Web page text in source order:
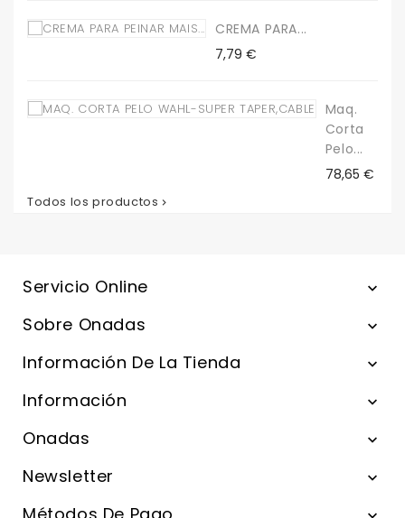
CREMA PARA...
Precio
7,79 €
Maq.
Corta
Pelo...
Precio
78,65 €
Todos los productos 
Servicio Online 
Sobre Onadas 
Información De La Tienda 
Información 
Onadas 
Newsletter 